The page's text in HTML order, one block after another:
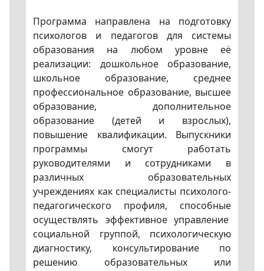
Программа направлена на подготовку
психологов и педагогов для системы
образования на любом уровне её
реализации: дошкольное образование,
школьное образование, среднее
профессиональное образование, высшее
образование, дополнительное
образование (детей и взрослых),
повышение квалификации. Выпускники
программы смогут работать
руководителями и сотрудниками в
различных образовательных
учреждениях как специалисты психолого-
педагогического профиля, способные
осуществлять эффективное управление
социальной группой, психологическую
диагностику, консультирование по
решению образовательных или